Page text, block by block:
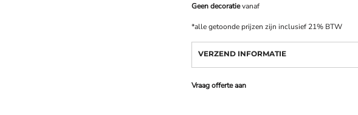
Geen decoratievanaf
*alle getoonde prijzen zijn inclusief 21% BTW
VERZEND INFORMATIE
Vraag offerte aan